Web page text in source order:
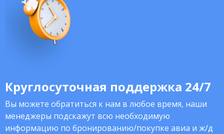
Круглосуточная поддержка 24/7
Вы можете обратиться к нам в любое время, наши
менеджеры подскажут всю необходимую
информацию по бронированию/покупке авиа и ж/д